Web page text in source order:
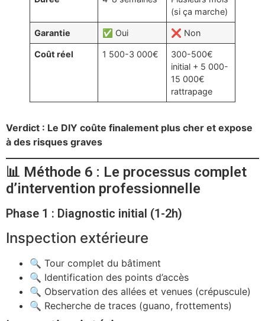
(si ça marche)
Garantie ✅ Oui ❌ Non
Coût réel 1 500-3 000€
300-500€
initial + 5 000-
15 000€
rattrapage
Verdict : Le DIY coûte finalement plus cher et expose
à des risques graves
📊 Méthode 6 : Le processus complet
d’intervention professionnelle
Phase 1 : Diagnostic initial (1-2h)
Inspection extérieure
🔍 Tour complet du bâtiment
🔍 Identification des points d’accès
🔍 Observation des allées et venues (crépuscule)
🔍 Recherche de traces (guano, frottements)